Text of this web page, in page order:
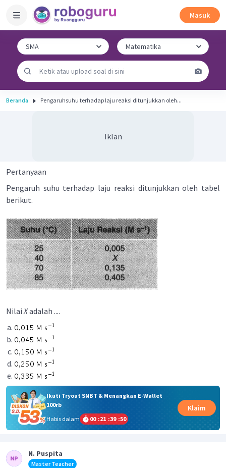
Masuk
Beranda Pengaruhsuhu terhadap laju reaksi ditunjukkan oleh...
Iklan
Pertanyaan
Pengaruh suhu terhadap laju reaksi ditunjukkan oleh tabel
berikut.
NilaiXadalah ....
Ikuti Tryout SNBT & Menangkan E-Wallet
100rb
Habis dalam
00 :21 :39 :50
Klaim
N. Puspita
Master Teacher